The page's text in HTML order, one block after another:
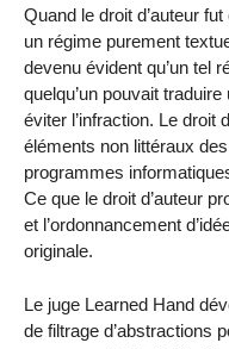
Quand le droit d’auteur
un régime purement
devenu évident qu’un tel
quelqu’un pouvait
éviter l’infraction. Le droit
éléments non littéraux
programmes
Ce que le droit d’auteur
et l’ordonnancement
originale.
Le juge Learned Hand
de filtrage d’abstractions